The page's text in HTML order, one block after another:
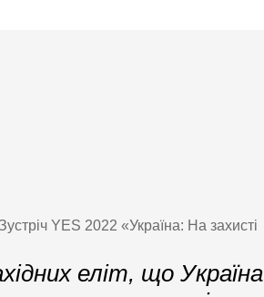
YES 2022 «Україна: На захисті
еліт, що Україна